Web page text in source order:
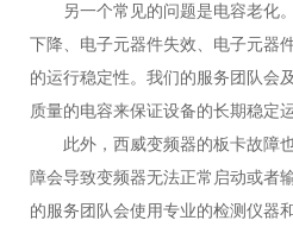
另一个常见的问题是电容老化。
下降、电子元器件失效、电子元器
的运行稳定性。我们的服务团队会
质量的电容来保证设备的长期稳定运
此外，西威变频器的板卡故障也
障会导致变频器无法正常启动或者
的服务团队会使用专业的检测仪器